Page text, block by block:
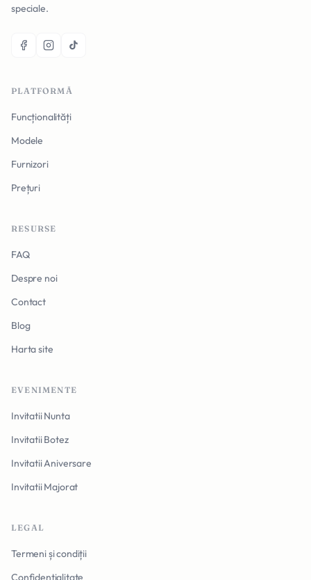
speciale.
PLATFORMĂ
Funcționalități
Modele
Furnizori
Prețuri
RESURSE
FAQ
Despre noi
Contact
Blog
Harta site
EVENIMENTE
Invitatii Nunta
Invitatii Botez
Invitatii Aniversare
Invitatii Majorat
LEGAL
Termeni și condiții
Confidențialitate